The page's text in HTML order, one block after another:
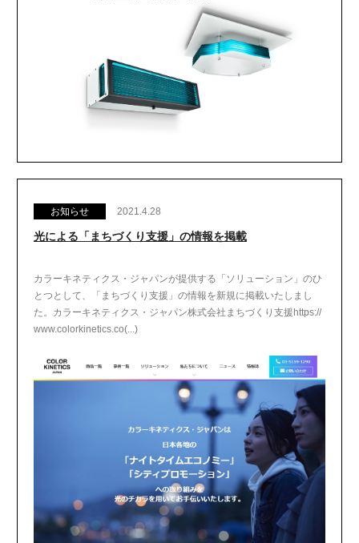
お知らせ 2021.4.28
光による「まちづくり支援」の情報を掲載
カラーキネティクス・ジャパンが提供する「ソリューション」のひ
とつとして、「まちづくり支援」の情報を新規に掲載いたしまし
た。カラーキネティクス・ジャパン株式会社まちづくり支援https://
www.colorkinetics.co(...)